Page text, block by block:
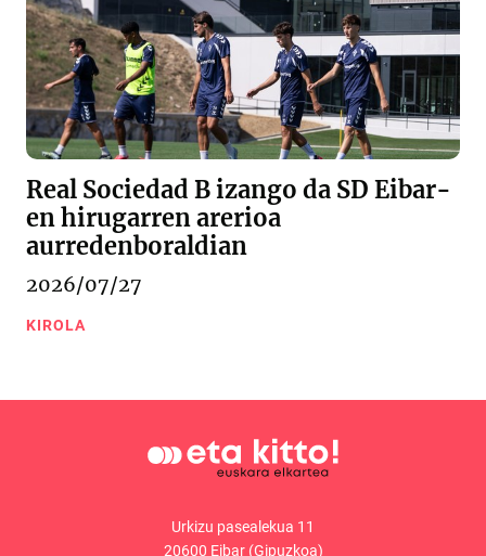
Real Sociedad B izango da SD Eibar-
en hirugarren arerioa
aurredenboraldian
2026/07/27
KIROLA
Urkizu pasealekua 11
20600 Eibar (Gipuzkoa)